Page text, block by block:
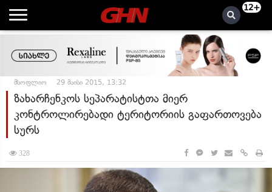
12+
მსოფლიო 29 მაისი 2015, 13:32
ზახარჩენკოს სეპარატისტთა მიერ
კონტროლირებადი ტერიტორიის გაფართოვება
სურს
328